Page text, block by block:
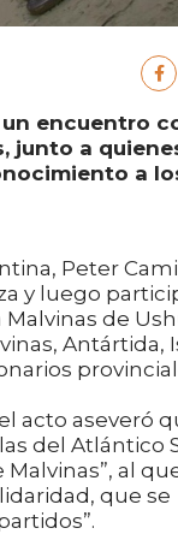
encuentro
junto a
a
Peter
y luego
de
Antártida,
acto aseveró
del Atlántico
al
que se